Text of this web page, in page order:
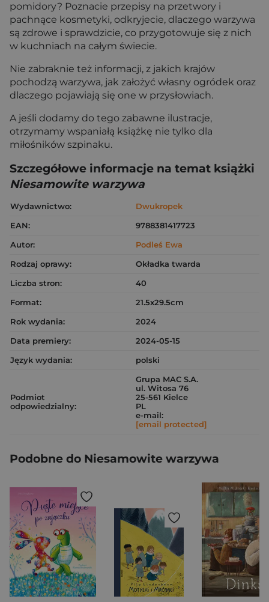
pomidory? Poznacie przepisy na przetwory i
pachnące kosmetyki, odkryjecie, dlaczego warzywa
są zdrowe i sprawdzicie, co przygotowuje się z nich
w kuchniach na całym świecie.
Nie zabraknie też informacji, z jakich krajów
pochodzą warzywa, jak założyć własny ogródek oraz
dlaczego pojawiają się one w przysłowiach.
A jeśli dodamy do tego zabawne ilustracje,
otrzymamy wspaniałą książkę nie tylko dla
miłośników szpinaku.
Szczegółowe informacje na temat książki
Niesamowite warzywa
Wydawnictwo:
Dwukropek
EAN:
9788381417723
Autor:
Podleś Ewa
Rodzaj oprawy:
Okładka twarda
Liczba stron:
40
Format:
21.5x29.5cm
Rok wydania:
2024
Data premiery:
2024-05-15
Język wydania:
polski
Podmiot
odpowiedzialny:
Grupa MAC S.A.
ul. Witosa 76
25-561 Kielce
PL
e-mail:
[email protected]
Podobne do Niesamowite warzywa